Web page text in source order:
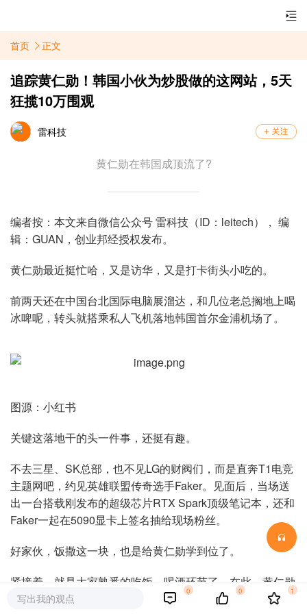
首页 正文
追踪黄仁勋！韩国小伙为炒股做的这网站，5天
狂揽10万围观
雷科技
黄仁勋在韩国成顶流了?
编者按：本文来自微信公众号 雷科技（ID：leitech）， 编
辑：GUAN，创业邦经授权发布。
黄仁勋最近挺忙哈，又是访华，又是打卡街头小吃的。
前两天还在中国台北国际电脑展溜达，和几位老总搁地上喝
冰啤呢，转头就搭乘私人飞机落地韩国首尔金浦机场了。
图源：小红书
关键这落地干的头一件事，还挺有趣。
不去三星、SK总部，也不见LG的财阀们，而是直奔T1电竞
主题网吧，约见英雄联盟传奇选手Faker。见面后，当场送
出一台搭载刚发布的超级芯片RTX Spark顶级笔记本，还和
Faker一起在5090显卡上签名抽给现场粉丝。
好家伙，饭撒这一块，也是给黄仁勋学到位了。
紧接着，就是大家熟悉的吃饭、喝酒环节了。在此，黄仁勋
不仅学会了紫苏叶包肉，还在桌上写下了“到此一游”的字
写出我的观点
0 0 1